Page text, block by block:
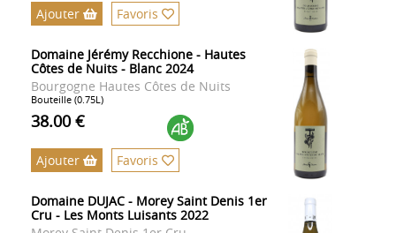
Ajouter Favoris
Domaine Jérémy Recchione - Hautes
Côtes de Nuits - Blanc 2024
Bourgogne Hautes Côtes de Nuits
Bouteille (0.75L)
38.00 €
Ajouter Favoris
Domaine DUJAC - Morey Saint Denis 1er
Cru - Les Monts Luisants 2022